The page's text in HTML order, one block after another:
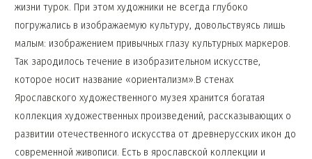
жизни турок. При этом художники не всегда глубоко
погружались в изображаемую культуру, довольствуясь лишь
малым: изображением привычных глазу культурных маркеров.
Так зародилось течение в изобразительном искусстве,
которое носит название «ориентализм».В стенах
Ярославского художественного музея хранится богатая
коллекция художественных произведений, рассказывающих о
развитии отечественного искусства от древнерусских икон до
современной живописи. Есть в ярославской коллекции и